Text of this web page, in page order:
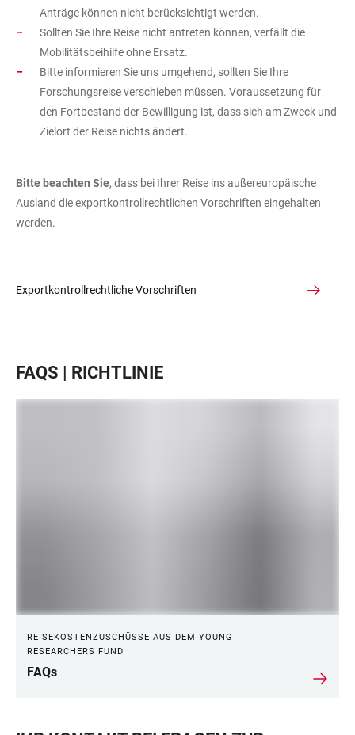
Anträge können nicht berücksichtigt werden.
Sollten Sie Ihre Reise nicht antreten können, verfällt die
Mobilitätsbeihilfe ohne Ersatz.
Bitte informieren Sie uns umgehend, sollten Sie Ihre
Forschungsreise verschieben müssen. Voraussetzung für
den Fortbestand der Bewilligung ist, dass sich am Zweck und
Zielort der Reise nichts ändert.
Bitte beachten Sie, dass bei Ihrer Reise ins außereuropäische
Ausland die exportkontrollrechtlichen Vorschriften eingehalten
werden.
Exportkontrollrechtliche Vorschriften
FAQS | RICHTLINIE
REISEKOSTENZUSCHÜSSE AUS DEM YOUNG
RESEARCHERS FUND
FAQs